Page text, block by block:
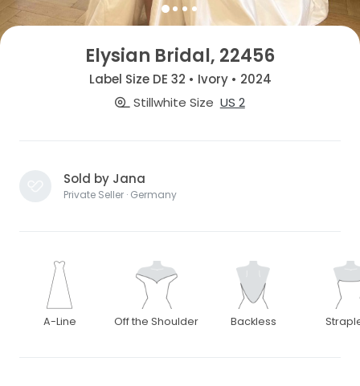
Elysian Bridal, 22456
Label Size DE 32 • Ivory • 2024
Stillwhite Size US 2
Sold by Jana
Private Seller · Germany
A-Line Off the Shoulder Backless